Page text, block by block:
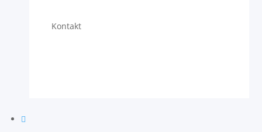
Kontakt
